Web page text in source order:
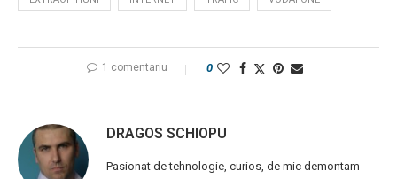
1 comentariu 0
DRAGOS SCHIOPU
Pasionat de tehnologie, curios, de mic demontam